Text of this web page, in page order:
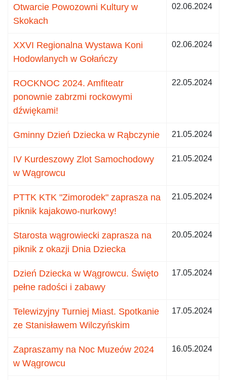
Otwarcie Powozowni Kultury w
Skokach
02.06.2024
XXVI Regionalna Wystawa Koni
Hodowlanych w Gołańczy
02.06.2024
ROCKNOC 2024. Amfiteatr
ponownie zabrzmi rockowymi
dźwiękami!
22.05.2024
Gminny Dzień Dziecka w Rąbczynie 21.05.2024
IV Kurdeszowy Zlot Samochodowy
w Wągrowcu
21.05.2024
PTTK KTK "Zimorodek" zaprasza na
piknik kajakowo-nurkowy!
21.05.2024
Starosta wągrowiecki zaprasza na
piknik z okazji Dnia Dziecka
20.05.2024
Dzień Dziecka w Wągrowcu. Święto
pełne radości i zabawy
17.05.2024
Telewizyjny Turniej Miast. Spotkanie
ze Stanisławem Wilczyńskim
17.05.2024
Zapraszamy na Noc Muzeów 2024
w Wągrowcu
16.05.2024